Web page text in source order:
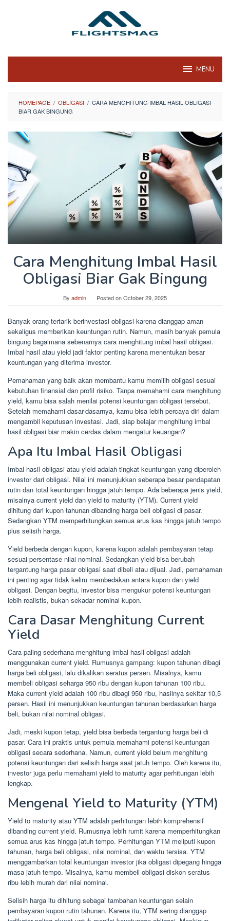
MENU
HOMEPAGE / OBLIGASI / CARA MENGHITUNG IMBAL HASIL OBLIGASI
BIAR GAK BINGUNG
Cara Menghitung Imbal Hasil
Obligasi Biar Gak Bingung
By admin Posted onOctober 29, 2025
Banyak orang tertarik berinvestasi obligasi karena dianggap aman
sekaligus memberikan keuntungan rutin. Namun, masih banyak pemula
bingung bagaimana sebenarnya cara menghitung imbal hasil obligasi.
Imbal hasil atau yield jadi faktor penting karena menentukan besar
keuntungan yang diterima investor.
Pemahaman yang baik akan membantu kamu memilih obligasi sesuai
kebutuhan finansial dan profil risiko. Tanpa memahami cara menghitung
yield, kamu bisa salah menilai potensi keuntungan obligasi tersebut.
Setelah memahami dasar-dasarnya, kamu bisa lebih percaya diri dalam
mengambil keputusan investasi. Jadi, siap belajar menghitung imbal
hasil obligasi biar makin cerdas dalam mengatur keuangan?
Apa Itu Imbal Hasil Obligasi
Imbal hasil obligasi atau yield adalah tingkat keuntungan yang diperoleh
investor dari obligasi. Nilai ini menunjukkan seberapa besar pendapatan
rutin dan total keuntungan hingga jatuh tempo. Ada beberapa jenis yield,
misalnya current yield dan yield to maturity (YTM). Current yield
dihitung dari kupon tahunan dibanding harga beli obligasi di pasar.
Sedangkan YTM memperhitungkan semua arus kas hingga jatuh tempo
plus selisih harga.
Yield berbeda dengan kupon, karena kupon adalah pembayaran tetap
sesuai persentase nilai nominal. Sedangkan yield bisa berubah
tergantung harga pasar obligasi saat dibeli atau dijual. Jadi, pemahaman
ini penting agar tidak keliru membedakan antara kupon dan yield
obligasi. Dengan begitu, investor bisa mengukur potensi keuntungan
lebih realistis, bukan sekadar nominal kupon.
Cara Dasar Menghitung Current
Yield
Cara paling sederhana menghitung imbal hasil obligasi adalah
menggunakan current yield. Rumusnya gampang: kupon tahunan dibagi
harga beli obligasi, lalu dikalikan seratus persen. Misalnya, kamu
membeli obligasi seharga 950 ribu dengan kupon tahunan 100 ribu.
Maka current yield adalah 100 ribu dibagi 950 ribu, hasilnya sekitar 10,5
persen. Hasil ini menunjukkan keuntungan tahunan berdasarkan harga
beli, bukan nilai nominal obligasi.
Jadi, meski kupon tetap, yield bisa berbeda tergantung harga beli di
pasar. Cara ini praktis untuk pemula memahami potensi keuntungan
obligasi secara sederhana. Namun, current yield belum menghitung
potensi keuntungan dari selisih harga saat jatuh tempo. Oleh karena itu,
investor juga perlu memahami yield to maturity agar perhitungan lebih
lengkap.
Mengenal Yield to Maturity (YTM)
Yield to maturity atau YTM adalah perhitungan lebih komprehensif
dibanding current yield. Rumusnya lebih rumit karena memperhitungkan
semua arus kas hingga jatuh tempo. Perhitungan YTM meliputi kupon
tahunan, harga beli obligasi, nilai nominal, dan waktu tersisa. YTM
menggambarkan total keuntungan investor jika obligasi dipegang hingga
masa jatuh tempo. Misalnya, kamu membeli obligasi diskon seratus
ribu lebih murah dari nilai nominal.
Selisih harga itu dihitung sebagai tambahan keuntungan selain
pembayaran kupon rutin tahunan. Karena itu, YTM sering dianggap